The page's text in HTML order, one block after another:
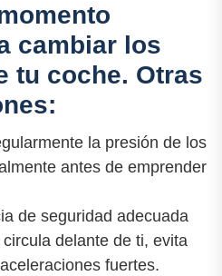
cambiar los
tu coche. Otras
la presión de los
antes de emprender
de seguridad adecuada
delante de ti, evita
fuertes.